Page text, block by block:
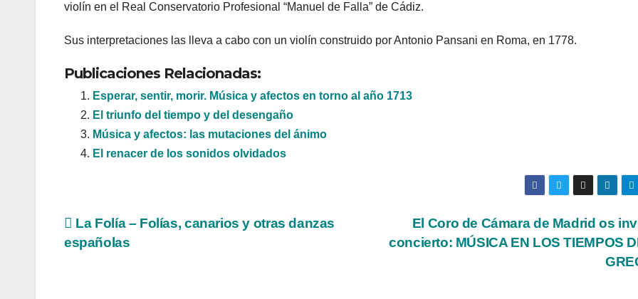
violín en el Real Conservatorio Profesional “Manuel de Falla” de Cádiz.
Sus interpretaciones las lleva a cabo con un violín construido por Antonio Pansani en Roma, en 1778.
Publicaciones Relacionadas:
Esperar, sentir, morir. Música y afectos en torno al año 1713
El triunfo del tiempo y del desengaño
Música y afectos: las mutaciones del ánimo
El renacer de los sonidos olvidados
Navegación
de
El Coro de Cámara de Madrid os
concierto: MÚSICA EN LOS TIEMPOS
La Folía – Folías, canarios y otras danzas
españolas